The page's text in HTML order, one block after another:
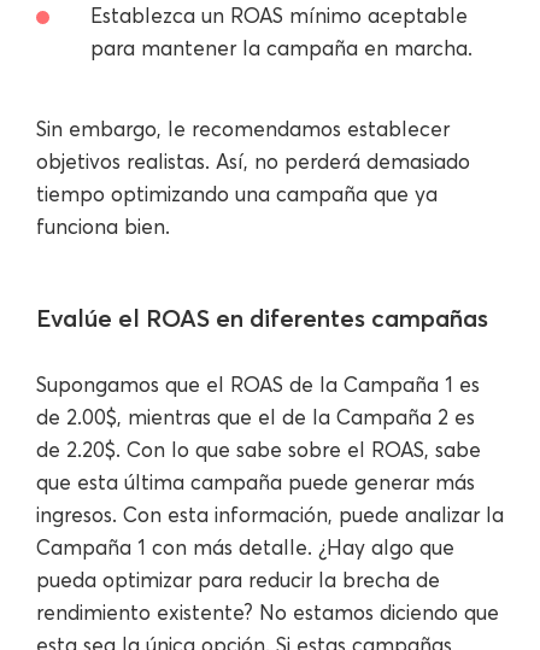
Establezca un ROAS mínimo aceptable
para mantener la campaña en marcha.
Sin embargo, le recomendamos establecer
objetivos realistas. Así, no perderá demasiado
tiempo optimizando una campaña que ya
funciona bien.
Evalúe el ROAS en diferentes campañas
Supongamos que el ROAS de la Campaña 1 es
de 2.00$, mientras que el de la Campaña 2 es
de 2.20$. Con lo que sabe sobre el ROAS, sabe
que esta última campaña puede generar más
ingresos. Con esta información, puede analizar la
Campaña 1 con más detalle. ¿Hay algo que
pueda optimizar para reducir la brecha de
rendimiento existente? No estamos diciendo que
esta sea la única opción. Si estas campañas